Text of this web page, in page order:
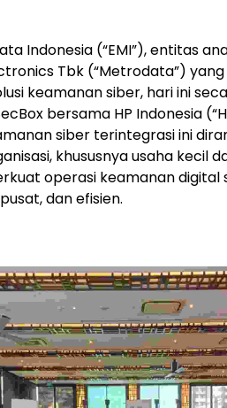
Indonesia (“EMI”), entitas
Tbk (“Metrodata”)
keamanan siber, hari ini
bersama HP Indonesia
siber terintegrasi ini
khususnya usaha kecil
operasi keamanan digital
dan efisien.